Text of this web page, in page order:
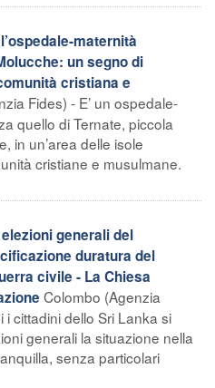
maternità
un segno di
cristiana e
Fides) - E’ un ospedale-
quello di Ternate, piccola
in un’area delle isole
cristiane e musulmane.
generali del
duratura del
civile - La Chiesa
Colombo (Agenzia
i cittadini dello Sri Lanka si
generali la situazione nella
senza particolari